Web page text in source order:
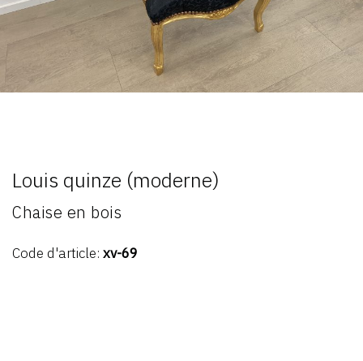
Louis quinze (moderne)
Chaise en bois
Code d'article: xv-69